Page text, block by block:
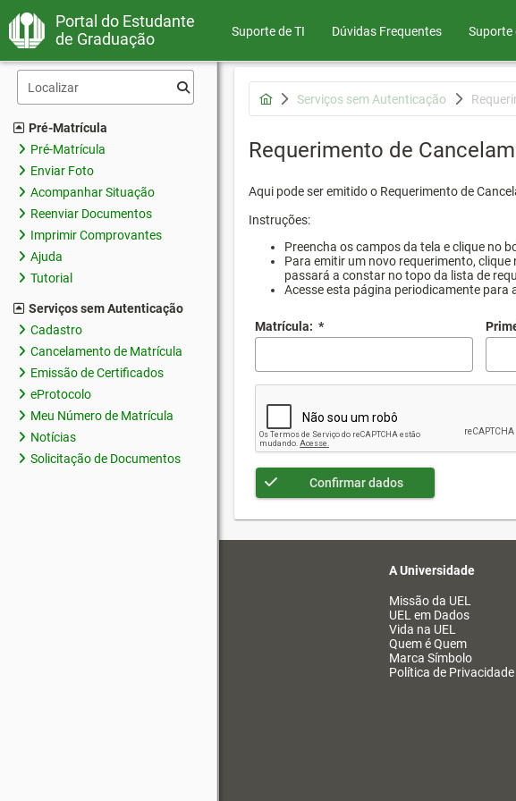
Portal do Estudante
de Graduação
Suporte de TI Dúvidas Frequentes Suporte
Pré-Matrícula
Pré-Matrícula
Enviar Foto
Acompanhar Situação
Reenviar Documentos
Imprimir Comprovantes
Ajuda
Tutorial
Serviços sem Autenticação
Cadastro
Cancelamento de Matrícula
Emissão de Certificados
eProtocolo
Meu Número de Matrícula
Notícias
Solicitação de Documentos
Serviços sem Autenticação
Requerimento de
Aqui pode ser emitido o Requerimento de
Instruções:
Preencha os campos da tela e clique no
Para emitir um novo requerimento, clique
passará a constar no topo da lista de
Acesse esta página periodicamente
Matrícula: *
Confirmar dados
A Universidade
Missão da UEL
UEL em Dados
Vida na UEL
Quem é Quem
Marca Símbolo
Política de Privacidade